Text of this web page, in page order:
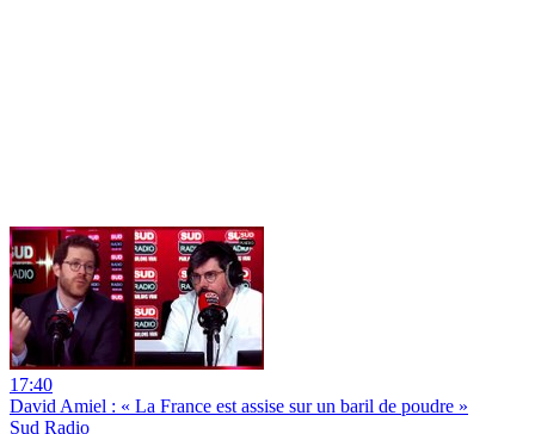
17:40
David Amiel : « La France est assise sur un baril de poudre »
Sud Radio